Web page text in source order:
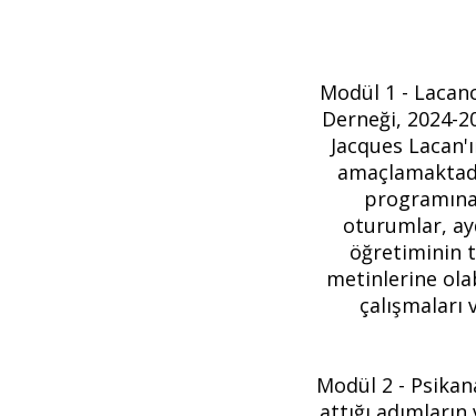
Modül 1 -
Derneği, 2024-
Jacques
oturumlar,
öğretiminin
metinlerine
Modül 2 -